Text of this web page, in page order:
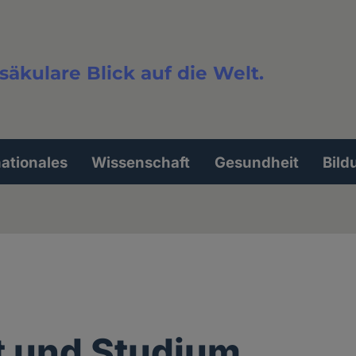
Blick auf die Welt.
Wissenschaft Gesundheit